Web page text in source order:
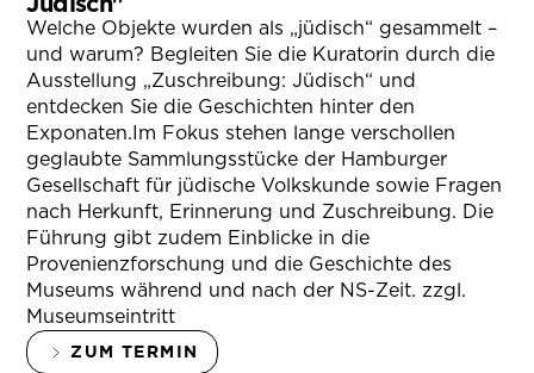
Welche Objekte wurden als „jüdisch“ gesammelt –
und warum? Begleiten Sie die Kuratorin durch die
Ausstellung „Zuschreibung: Jüdisch“ und
entdecken Sie die Geschichten hinter den
Exponaten.Im Fokus stehen lange verschollen
geglaubte Sammlungsstücke der Hamburger
Gesellschaft für jüdische Volkskunde sowie Fragen
nach Herkunft, Erinnerung und Zuschreibung. Die
Führung gibt zudem Einblicke in die
Provenienzforschung und die Geschichte des
Museums während und nach der NS-Zeit. zzgl.
Museumseintritt
ZUM TERMIN